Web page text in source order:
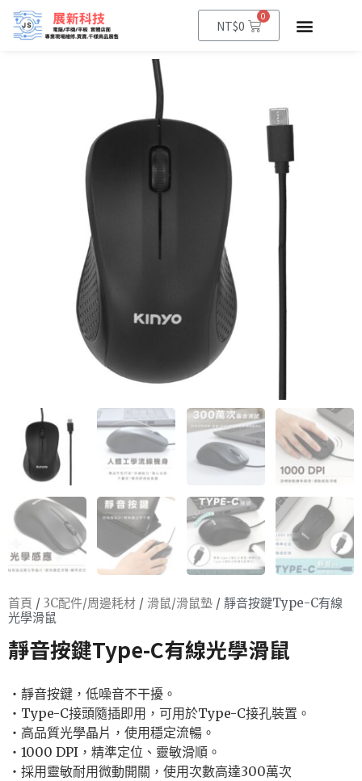
NT$0
0
首頁 / 3C配件/周邊耗材 / 滑鼠/滑鼠墊 / 靜音按鍵Type-C有線
光學滑鼠
靜音按鍵Type-C有線光學滑鼠
‧靜音按鍵，低噪音不干擾。
‧Type-C接頭隨插即用，可用於Type-C接孔裝置。
‧高品質光學晶片，使用穩定流暢。
‧1000 DPI，精準定位、靈敏滑順。
‧採用靈敏耐用微動開關，使用次數高達300萬次